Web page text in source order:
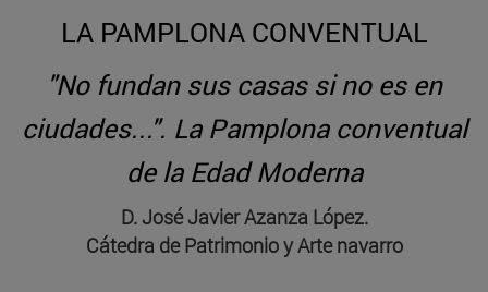
LA PAMPLONA CONVENTUAL
"No fundan sus casas si no es en
ciudades...". La Pamplona conventual
de la Edad Moderna
D. José Javier Azanza López.
Cátedra de Patrimonio y Arte navarro